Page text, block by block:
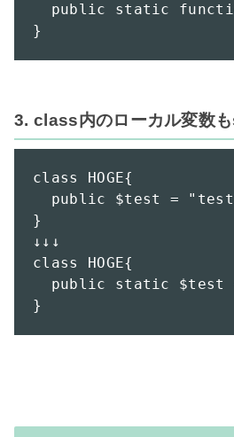
public static
}
3. class内のローカル変数
class HOGE{
public $test =
}
↓↓↓
class HOGE{
public static $test
}